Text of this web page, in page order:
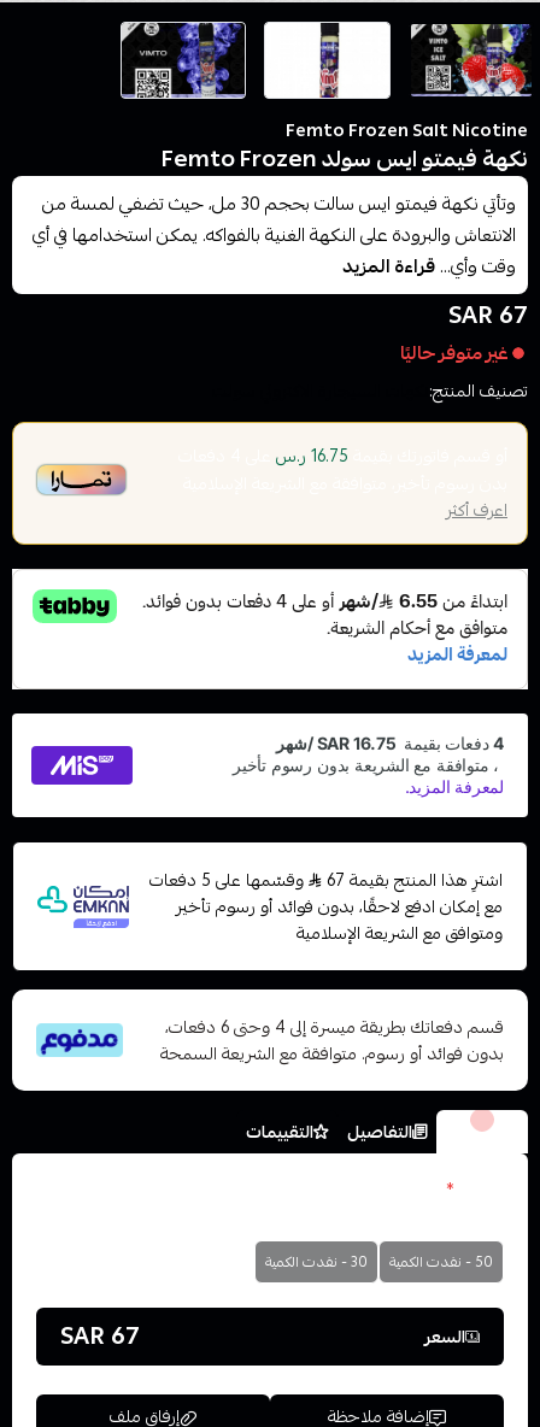
Femto Frozen Salt Nicotine
نكهة فيمتو ايس سولد Femto Frozen
وتأتي نكهة فيمتو ايس سالت بحجم 30 مل، حيث تضفي لمسة من
الانتعاش والبرودة على النكهة الغنية بالفواكه. يمكن استخدامها في أي
وقت وأي...قراءة المزيد
67 SAR
غير متوفر حاليًا
تصنيف المنتج:
16.75 ر.س
اعرف أكثر
اشترِ هذا المنتج بقيمة 67
وقسّمها على 5 دفعات
مع إمكان ادفع لاحقًا، بدون فوائد أو رسوم تأخير
ومتوافق مع الشريعة الإسلامية
قسم دفعاتك بطريقة ميسرة إلى 4 وحتى 6 دفعات،
بدون فوائد أو رسوم. متوافقة مع الشريعة السمحة
الخيارات التفاصيل
التقييمات
*
50 - نفدت الكمية 30 - نفدت الكمية
السعر 67 SAR
إضافة ملاحظة إرفاق ملف